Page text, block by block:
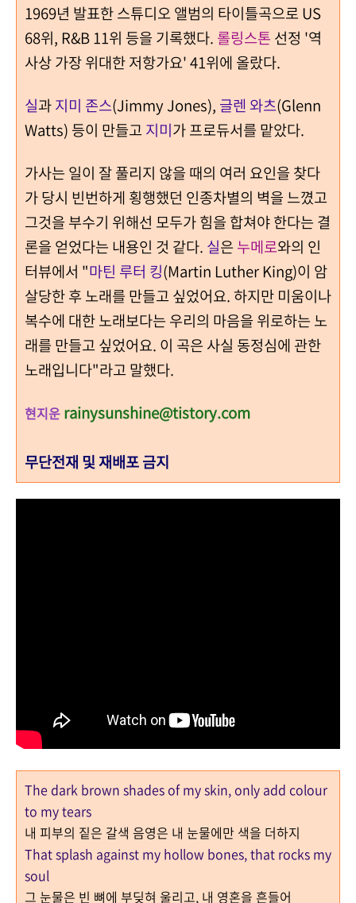
1969년 발표한 스튜디오 앨범의 타이틀곡으로 US
68위, R&B 11위 등을 기록했다. 롤링스톤 선정 '역
사상 가장 위대한 저항가요' 41위에 올랐다.
실과지미 존스(Jimmy Jones), 글렌 와츠(Glenn
Watts) 등이 만들고 지미가 프로듀서를 맡았다.
가사는 일이 잘 풀리지 않을 때의 여러 요인을 찾다
가 당시 빈번하게 횡행했던 인종차별의 벽을 느꼈고
그것을 부수기 위해선 모두가 힘을 합쳐야 한다는 결
론을 얻었다는 내용인 것 같다. 실은 누메로와의 인
터뷰에서 "마틴 루터 킹(Martin Luther King)이 암
살당한 후 노래를 만들고 싶었어요. 하지만 미움이나
복수에 대한 노래보다는 우리의 마음을 위로하는 노
래를 만들고 싶었어요. 이 곡은 사실 동정심에 관한
노래입니다"라고 말했다.
현지운 rainysunshine@tistory.com
무단전재 및 재배포 금지
The dark brown shades of my skin, only add colour
to my tears
내 피부의 짙은 갈색 음영은 내 눈물에만 색을 더하지
That splash against my hollow bones, that rocks my
soul
그 눈물은 빈 뼈에 부딪혀 울리고, 내 영혼을 흔들어